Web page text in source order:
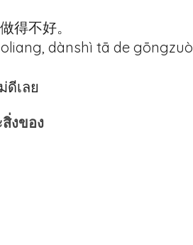
得不好。
dànshì tā de gōngzuò
ดีเลย
งของ